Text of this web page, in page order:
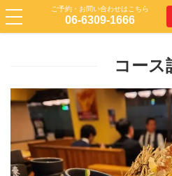
ご予約・お問い合わせはこちら
06-6309-1666
コース